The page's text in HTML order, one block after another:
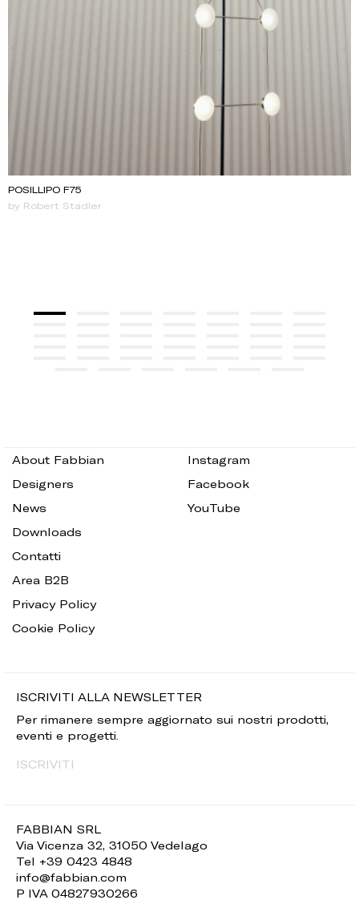
POSILLIPO F75
by Robert Stadler
FABBIAN SRL
Via Vicenza 32, 31050 Vedelago
Tel +39 0423 4848
info@fabbian.com
P IVA 04827930266
About Fabbian
Designers
News
Downloads
Contatti
Area B2B
Privacy Policy
Cookie Policy
Instagram
Facebook
YouTube
ISCRIVITI ALLA NEWSLETTER
Per rimanere sempre aggiornato sui nostri prodotti,
eventi e progetti.
ISCRIVITI